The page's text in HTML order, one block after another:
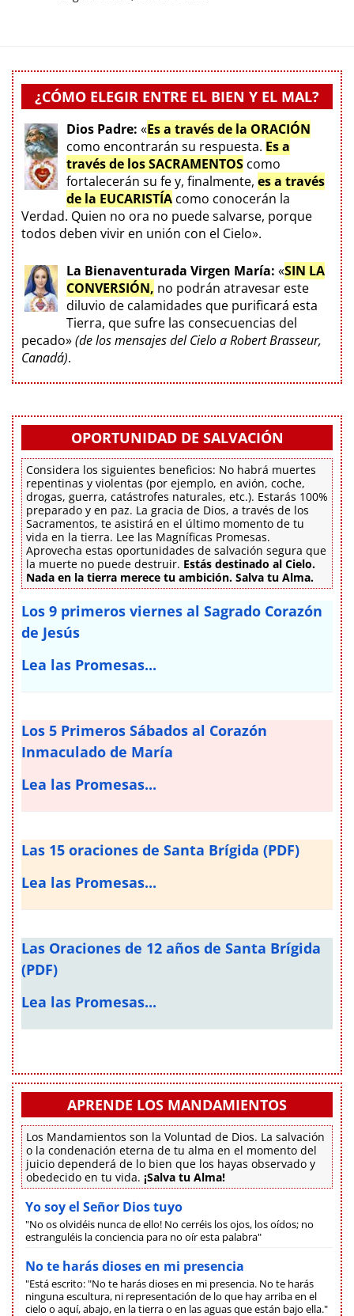
¿CÓMO ELEGIR ENTRE EL BIEN Y EL MAL?
Dios Padre: «Es a través de la ORACIÓN
como encontrarán su respuesta. Es a
través de los SACRAMENTOS como
fortalecerán su fe y, finalmente, es a través
de la EUCARISTÍA como conocerán la
Verdad. Quien no ora no puede salvarse, porque
todos deben vivir en unión con el Cielo».
La Bienaventurada Virgen María: «SIN LA
CONVERSIÓN, no podrán atravesar este
diluvio de calamidades que purificará esta
Tierra, que sufre las consecuencias del
pecado»(de los mensajes del Cielo a Robert Brasseur,
Canadá).
OPORTUNIDAD DE SALVACIÓN
Considera los siguientes beneficios: No habrá muertes
repentinas y violentas (por ejemplo, en avión, coche,
drogas, guerra, catástrofes naturales, etc.). Estarás 100%
preparado y en paz. La gracia de Dios, a través de los
Sacramentos, te asistirá en el último momento de tu
vida en la tierra. Lee las Magníficas Promesas.
Aprovecha estas oportunidades de salvación segura que
la muerte no puede destruir. Estás destinado al Cielo.
Nada en la tierra merece tu ambición. Salva tu Alma.
Los 9 primeros viernes al Sagrado Corazón
de Jesús
Lea las Promesas...
Los 5 Primeros Sábados al Corazón
Inmaculado de María
Lea las Promesas...
Las 15 oraciones de Santa Brígida (PDF)
Lea las Promesas...
Las Oraciones de 12 años de Santa Brígida
(PDF)
Lea las Promesas...
APRENDE LOS MANDAMIENTOS
Los Mandamientos son la Voluntad de Dios. La salvación
o la condenación eterna de tu alma en el momento del
juicio dependerá de lo bien que los hayas observado y
obedecido en tu vida. ¡Salva tu Alma!
Yo soy el Señor Dios tuyo
"No os olvidéis nunca de ello! No cerréis los ojos, los oídos; no
estranguléis la conciencia para no oír esta palabra"
No te harás dioses en mi presencia
"Está escrito: "No te harás dioses en mi presencia. No te harás
ninguna escultura, ni representación de lo que hay arriba en el
cielo o aquí, abajo, en la tierra o en las aguas que están bajo ella."